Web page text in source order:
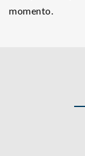
momento.